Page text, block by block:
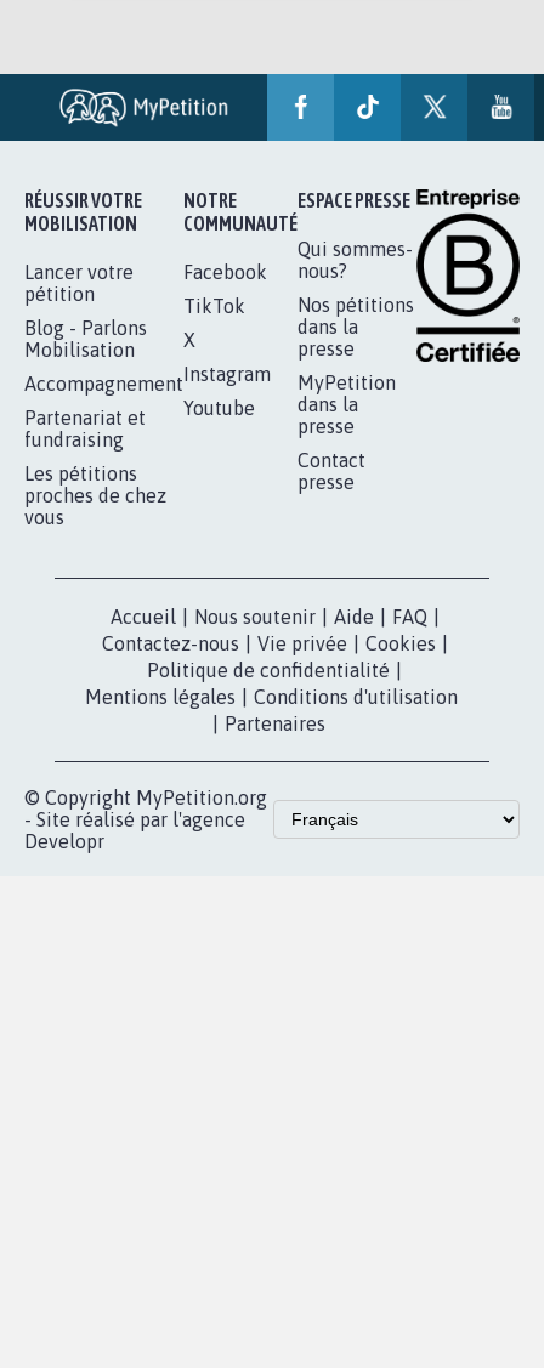
RÉUSSIR VOTRE
MOBILISATION
Lancer votre
pétition
Blog - Parlons
Mobilisation
Accompagnement
Partenariat et
fundraising
Les pétitions
proches de chez
vous
NOTRE
COMMUNAUTÉ
Facebook
TikTok
X
Instagram
Youtube
ESPACE PRESSE
Qui sommes-
nous?
Nos pétitions
dans la
presse
MyPetition
dans la
presse
Contact
presse
Accueil Nous soutenir Aide FAQ
Contactez-nous
Vie privée Cookies
Politique de confidentialité
Mentions légales
Conditions d'utilisation
Partenaires
© Copyright MyPetition.org
- Site réalisé par l'agence
Developr